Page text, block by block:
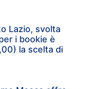
Lazio, svolta
i bookie è
la scelta di